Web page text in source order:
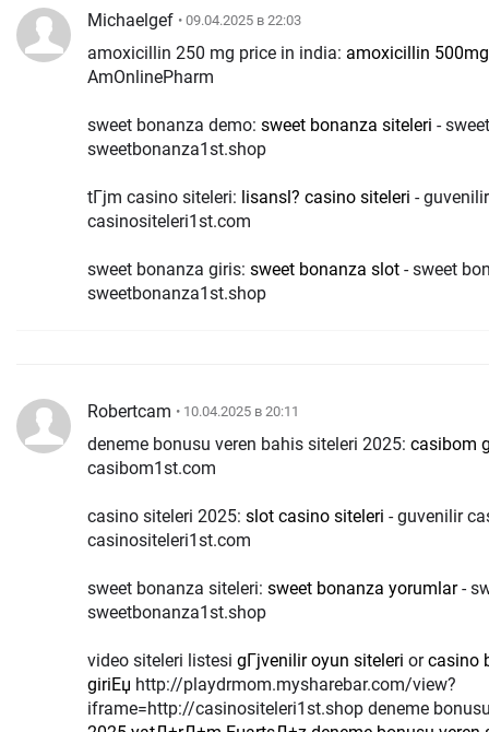
Michaelgef • 09.04.2025 в 22:03
amoxicillin 250 mg price in india: amoxicillin
AmOnlinePharm
sweet bonanza demo: sweet bonanza siteleri -
sweetbonanza1st.shop
tГјm casino siteleri: lisansl? casino siteleri -
casinositeleri1st.com
sweet bonanza giris: sweet bonanza slot - sweet
sweetbonanza1st.shop
Robertcam • 10.04.2025 в 20:11
deneme bonusu veren bahis siteleri 2025: casibom
casibom1st.com
casino siteleri 2025: slot casino siteleri - guvenilir
casinositeleri1st.com
sweet bonanza siteleri: sweet bonanza yorumlar-
sweetbonanza1st.shop
video siteleri listesi gГјvenilir oyun siteleri orcasino
giriЕџ
iframe=http://casinositeleri1st.shop deneme bonusu